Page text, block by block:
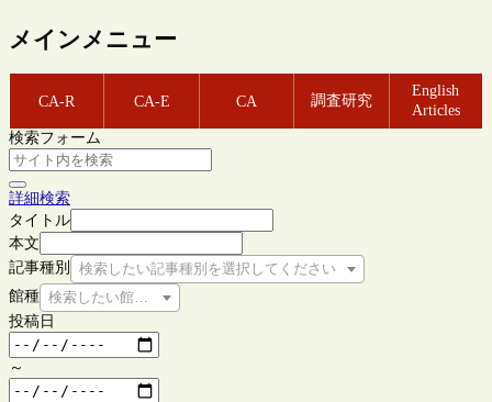
メインメニュー
CA-R CA-E CA 調査研究
English
Articles
検索フォーム
詳細検索
タイトル
本文
記事種別
検索したい記事種別を選択してください
館種 検索したい館種を選択してください
投稿日
～